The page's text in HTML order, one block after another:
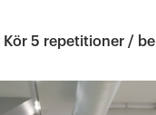
Kör 5 repetitioner /